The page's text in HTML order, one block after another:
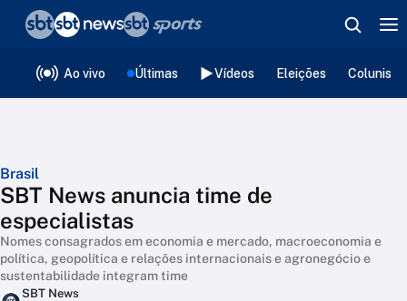
Ao vivo Últimas Vídeos Eleições
Brasil
SBT News anuncia time de
especialistas
Nomes consagrados em economia e mercado, macroeconomia e
política, geopolítica e relações internacionais e agronegócio e
sustentabilidade integram time
SBT News
❮voltar
Editorias